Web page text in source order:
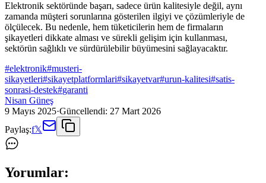
Elektronik sektöründe başarı, sadece ürün kalitesiyle değil, aynı
zamanda müşteri sorunlarına gösterilen ilgiyi ve çözümleriyle de
ölçülecek. Bu nedenle, hem tüketicilerin hem de firmaların
şikayetleri dikkate alması ve sürekli gelişim için kullanması,
sektörün sağlıklı ve sürdürülebilir büyümesini sağlayacaktır.
#elektronik#musteri-
sikayetleri#sikayetplatformlari#sikayetvar#urun-kalitesi#satis-
sonrasi-destek#garanti
Nisan Güneş
9 Mayıs 2025·Güncellendi: 27 Mart 2026
Paylaş:f𝕏
Yorumlar: